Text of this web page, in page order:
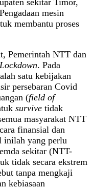
mesin
membantu proses
Pemerintah NTT dan
Lockdown. Pada
satu kebijakan
persebaran Covid
(field of
survive tidak
masyarakat NTT
finansial dan
inilah yang perlu
sekitar (NTT-
tidak secara ekstrem
tanpa mengkaji
kebiasaan